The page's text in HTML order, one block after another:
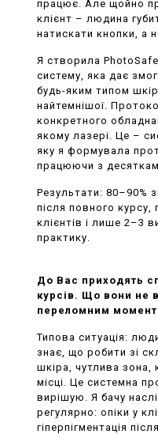
працює. Але щойно
клієнт – людина
натискати кнопки, а
Я створила
систему, яка дає
будь-яким типом
найтемнішої.
конкретного
якому лазері. Це –
яку я формувала
працюючи з
Результати: 80–90%
після повного
клієнтів і лише 2–3
практику.
До Вас приходять
курсів. Що вони не
переломним
Типова ситуація:
знає, що робити зі
шкіра, чутлива зона,
місці. Це системна
вирішую. Я бачу
регулярно: опіки у
гіперпігментація